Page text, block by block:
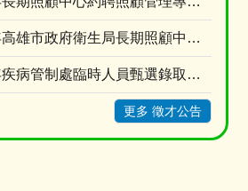
115年高雄市政府衛生局長期照顧中心「家照督導」甄選結果公告
115年疾病管制處臨時人員甄選錄取公告
更多 徵才公告